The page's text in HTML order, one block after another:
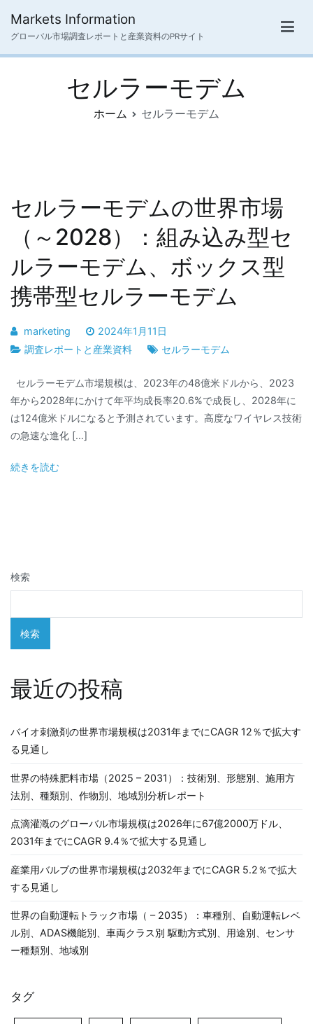
ス
Markets Information
グローバル市場調査レポートと産業資料のPRサイト
セルラーモデム
ホーム セルラーモデム
セルラーモデムの世界市場
（～2028）：組み込み型セ
ルラーモデム、ボックス型
携帯型セルラーモデム
marketing
2024年1月11日
調査レポートと産業資料
セルラーモデム
セルラーモデム市場規模は、2023年の48億米ドルから、2023
年から2028年にかけて年平均成長率20.6%で成長し、2028年に
は124億米ドルになると予測されています。高度なワイヤレス技術
の急速な進化 […]
続きを読む
検索
検索
最近の投稿
バイオ刺激剤の世界市場規模は2031年までにCAGR 12％で拡大す
る見通し
世界の特殊肥料市場（2025 – 2031）：技術別、形態別、施用方
法別、種類別、作物別、地域別分析レポート
点滴灌漑のグローバル市場規模は2026年に67億2000万ドル、
2031年までにCAGR 9.4％で拡大する見通し
産業用バルブの世界市場規模は2032年までにCAGR 5.2％で拡大
する見通し
世界の自動運転トラック市場（ – 2035）：車種別、自動運転レベ
ル別、ADAS機能別、車両クラス別 駆動方式別、用途別、センサ
ー種類別、地域別
タグ